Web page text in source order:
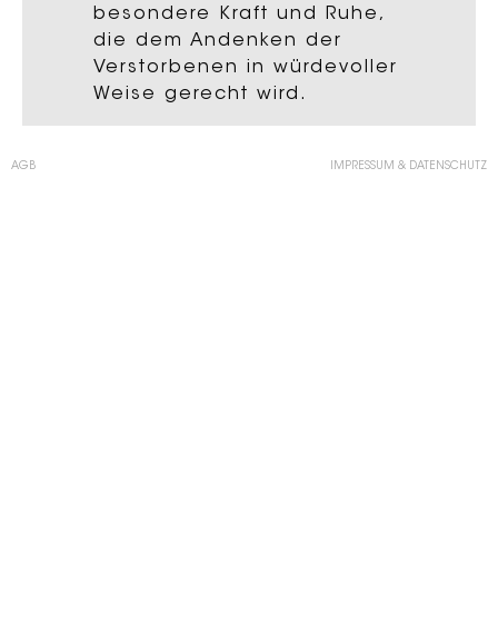
besondere Kraft und Ruhe,
die dem Andenken der
Verstorbenen in würdevoller
Weise gerecht wird.
AGB IMPRESSUM & DATENSCHUTZ